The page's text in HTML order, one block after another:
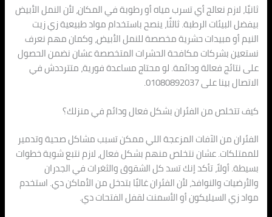
ثانيًا، لازم نعالج أي تسرب مياه أو رطوبة في المكان، لأن النمل الأبيض
بيفضل البيئات الرطبة. ثالثًا، ينصح باستخدام مواد طبيعية زي زيت
النيم أو مبيدات حشرية مخصصة للنمل الأبيض، وكمان مهم نعرف
نستعين بشركات مكافحة الحشرات المتخصصة عشان نضمن الحصول
على نتائج فعالة ودائمة. لو محتاج مساعدة فورية، متترددش في
الاتصال بينا على 01080892037.
كيف تتخلص من الفئران بشكل فعال ودائم في منزلك؟
الفئران من الآفات المزعجة اللي ممكن تسبب مشاكل صحية وتدمير
للممتلكات. عشان نتخلص منهم بشكل فعال، لازم نتبع شوية خطوات
بسيطة. أولاً، تأكد إنك تسد كل الشقوق والثغرات في الجدران
والأرضيات والنوافذ، لأن الفئران غالبًا بتدخل من الأماكن دي. استخدم
مواد زي السيليكون أو الأسمنت لقفل الفتحات دي.